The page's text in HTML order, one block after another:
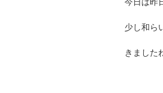
少し和ら
きました